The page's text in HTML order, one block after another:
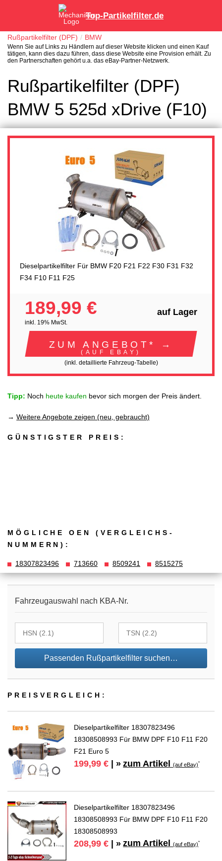
Top-Partikelfilter.de
Rußpartikelfilter (DPF) BMW
Wenn Sie auf Links zu Händlern auf dieser Website klicken und einen Kauf
tätigen, kann dies dazu führen, dass diese Website eine Provision erhält. Zu
den Partnerschaften gehört u.a. das eBay-Partner-Netzwerk.
Rußpartikelfilter (DPF)
BMW 5 525d xDrive (F10)
Dieselpartikelfilter Für BMW F20 F21 F22 F30 F31 F32
F34 F10 F11 F25
189,99 €
inkl. 19% MwSt.
auf Lager
ZUM ANGEBOT* →
(AUF EBAY)
(inkl. detaillierte Fahrzeug-Tabelle)
Tipp: Noch heute kaufen bevor sich morgen der Preis ändert.
→ Weitere Angebote zeigen (neu, gebraucht)
GÜNSTIGSTER PREIS:
MÖGLICHE OEN (VERGLEICHS­
NUMMERN):
18307823496 713660 8509241 8515275
Fahrzeugauswahl nach KBA-Nr.
Passenden Rußpartikelfilter suchen…
PREIS­VER­GLEICH:
Dieselpartikelfilter 18307823496
18308508993 Für BMW DPF F10 F11 F20
F21 Euro 5
199,99 € | » zum Artikel(auf eBay)*
Dieselpartikelfilter 18307823496
18308508993 Für BMW DPF F10 F11 F20
18308508993
208,99 € | » zum Artikel(auf eBay)*